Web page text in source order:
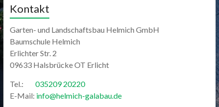
Kontakt
Garten- und Landschaftsbau Helmich GmbH
Baumschule Helmich
Erlichter Str. 2
09633 Halsbrücke OT Erlicht
Tel.: 035209 20220
E-Mail: info@helmich-galabau.de